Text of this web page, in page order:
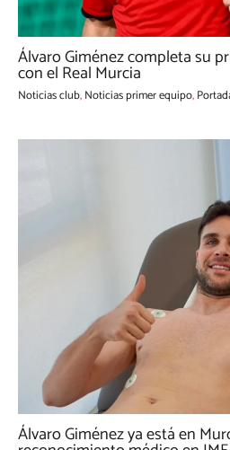
Álvaro Giménez completa su
con el Real Murcia
Noticias club,Noticias primer equipo,
Álvaro Giménez ya está en